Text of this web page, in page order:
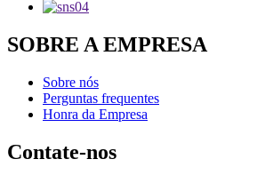
SOBRE A EMPRESA
Sobre nós
Perguntas frequentes
Honra da Empresa
Contate-nos